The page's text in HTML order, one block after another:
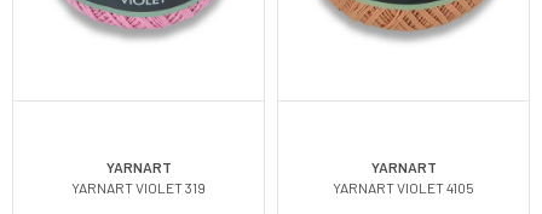
YARNART
YARNART VIOLET 319
YARNART
YARNART VIOLET 4105